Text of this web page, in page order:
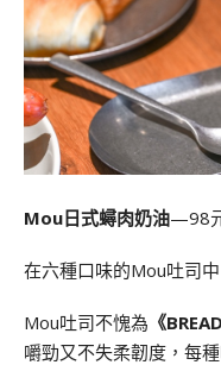
Mou日式蟳肉奶油—98
在六種口味的Mou吐司
Mou吐司不愧為 《
嚼勁又不失柔韌度，每